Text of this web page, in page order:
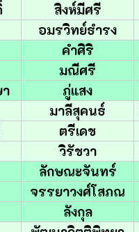
สิงห์มีศรี
อมรวิทย์ธำรง
คำศิริ
มณีศรี
ภู่แสง
มาลีสุคนธ์
ตรีเดช
วิรัชวา
ลักษณะจันทร์
จรรยาวงศ์โสภณ
ลังกุล